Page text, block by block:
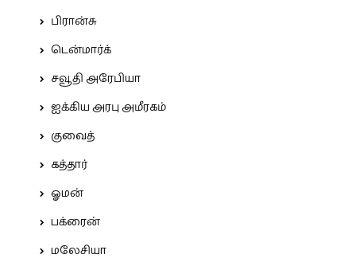
பிரான்சு
டென்மார்க்
சவூதி அரேபியா
ஐக்கிய அரபு அமீரகம்
குவைத்
கத்தார்
ஓமன்
பக்ரைன்
மலேசியா